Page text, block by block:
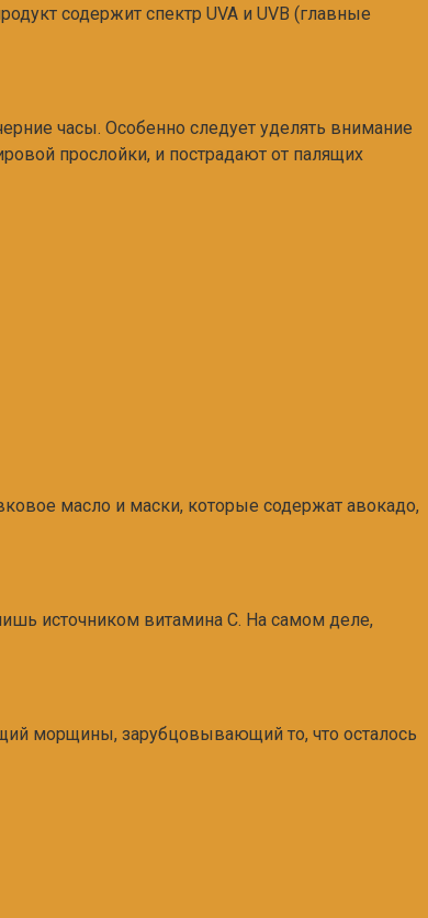
содержит спектр UVA и UVB (главные
часы. Особенно следует уделять внимание
прослойки, и пострадают от палящих
масло и маски, которые содержат авокадо,
источником витамина С. На самом деле,
морщины, зарубцовывающий то, что осталось